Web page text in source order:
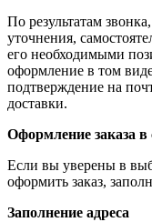
По результатам
уточнения,
его необходимыми
оформление в том
подтверждение на
доставки.
Оформление заказа
Если вы уверены в
оформить заказ,
Заполнение адреса